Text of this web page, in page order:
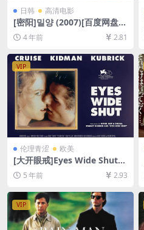
日韩 高清电影
[密阳]밀양 (2007)[百度网盘
+迅雷云盘资源1080P超清未
删减][MP4/9GB][韩语中字]
4 年前 2.81
VIP
伦理青涩 欧美
[大开眼戒]Eyes Wide Shut
(1999)[百度网盘+迅雷云盘资
源1080P超清未删减][MP4/10
GB][中英字幕]【视频文件+防
和谐压缩包（含解压密码）】
5 年前 2.93
VIP